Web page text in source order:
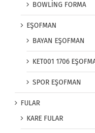
BOWLİNG FORMA
EŞOFMAN
BAYAN EŞOFMAN
KET001 1706
SPOR EŞOFMAN
FULAR
KARE FULAR